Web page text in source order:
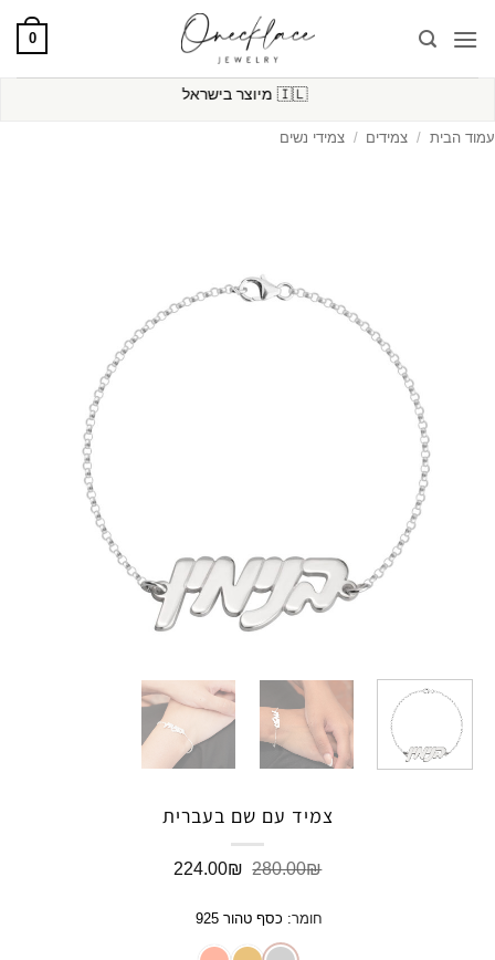
0
🇮🇱 מיוצר בישראל
עמוד הבית / צמידים / צמידי נשים
צמיד עם שם בעברית
280.00₪
המחיר
280.00₪.
224.00₪
חומר: כסף טהור 925